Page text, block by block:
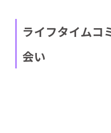
ライフタイムコ
会い